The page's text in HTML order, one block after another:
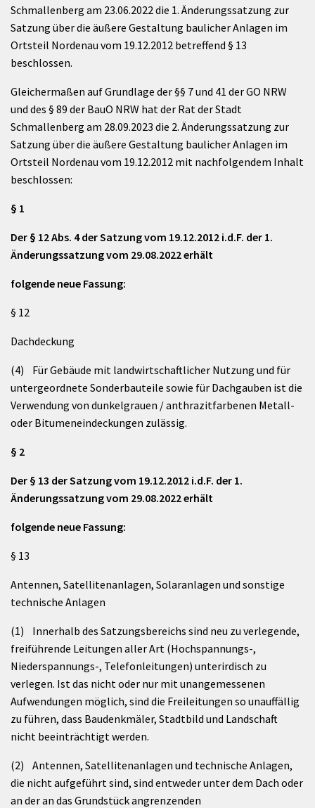
Schmallenberg am 23.06.2022 die 1. Änderungssatzung zur
Satzung über die äußere Gestaltung baulicher Anlagen im
Ortsteil Nordenau vom 19.12.2012 betreffend § 13
beschlossen.
Gleichermaßen auf Grundlage der §§ 7 und 41 der GO NRW
und des § 89 der BauO NRW hat der Rat der Stadt
Schmallenberg am 28.09.2023 die 2. Änderungssatzung zur
Satzung über die äußere Gestaltung baulicher Anlagen im
Ortsteil Nordenau vom 19.12.2012 mit nachfolgendem Inhalt
beschlossen:
§ 1
Der § 12 Abs. 4 der Satzung vom 19.12.2012 i.d.F. der 1.
Änderungssatzung vom 29.08.2022 erhält
folgende neue Fassung:
§ 12
Dachdeckung
(4) Für Gebäude mit landwirtschaftlicher Nutzung und für
untergeordnete Sonderbauteile sowie für Dachgauben ist die
Verwendung von dunkelgrauen / anthrazitfarbenen Metall-
oder Bitumeneindeckungen zulässig.
§ 2
Der § 13 der Satzung vom 19.12.2012 i.d.F. der 1.
Änderungssatzung vom 29.08.2022 erhält
folgende neue Fassung:
§ 13
Antennen, Satellitenanlagen, Solaranlagen und sonstige
technische Anlagen
(1) Innerhalb des Satzungsbereichs sind neu zu verlegende,
freiführende Leitungen aller Art (Hochspannungs-,
Niederspannungs-, Telefonleitungen) unterirdisch zu
verlegen. Ist das nicht oder nur mit unangemessenen
Aufwendungen möglich, sind die Freileitungen so unauffällig
zu führen, dass Baudenkmäler, Stadtbild und Landschaft
nicht beeinträchtigt werden.
(2) Antennen, Satellitenanlagen und technische Anlagen,
die nicht aufgeführt sind, sind entweder unter dem Dach oder
an der an das Grundstück angrenzenden